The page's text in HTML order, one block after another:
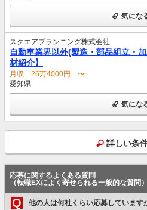
気にな
スクエアプランニング株式会社
自動車業界以外(製造・部品組立・
材紹介】
月収 26万4000円 〜
愛知県
気にな
詳しい条
応募に関するよくある質問
（転職EXによく寄せられる一般的な質問）
Q 他の人は何社くらい応募しています